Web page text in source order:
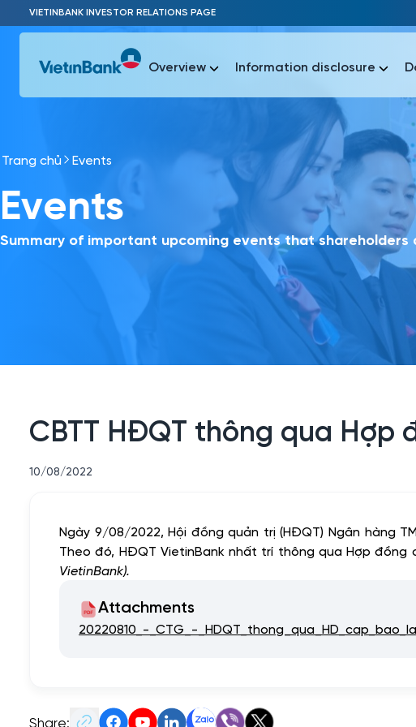
Skip to Main Content
VIETINBANK INVESTOR RELATIONS PAGE
Most Popular
Báo cáo tài chính
Overview Information disclosure
Most Popular
Trang chủ Events
Events
Summary of important upcoming events that
CBTT HĐQT thông qua Hợp
10/08/2022
Ngày 9/08/2022, Hội đồng quản trị (HĐQT) Ngân hàng
Theo đó, HĐQT VietinBank nhất trí thông qua Hợp đồng
VietinBank).
Attachments
20220810_-_CTG_-
Share: